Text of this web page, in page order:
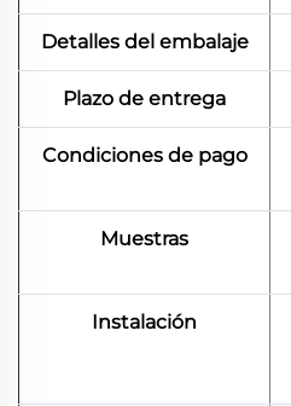
Detalles del embalaje
Plazo de entrega
Condiciones de pago
Muestras
Instalación